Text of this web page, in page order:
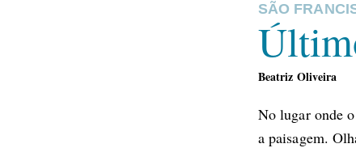
SÃO
Beatriz Oliveira
No lugar onde
a paisagem.